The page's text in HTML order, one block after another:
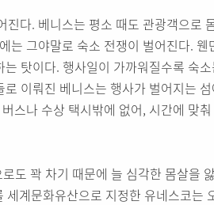
다. 베니스는 평소 때도 관광객으로
는 그야말로 숙소 전쟁이 벌어진다. 웬
탓이다. 행사일이 가까워질수록 숙
이뤄진 베니스는 행사가 벌어지는
스나 수상 택시밖에 없어, 시간에 맞
도 꽉 차기 때문에 늘 심각한 몸살을
계문화유산으로 지정한 유네스코는